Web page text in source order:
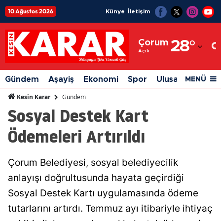
10 Ağustos 2026 Künye İletişim
Çorum
Açık 28°
Adıyaman
Afyonkarahisar
Ağrı
Artvin
Aydın
Balıkesir
Gündem Aşayiş Ekonomi Spor Ulusal Siyaset
MENÜ
Kesin Karar Gündem
Sosyal Destek Kart
Ödemeleri Artırıldı
Çorum Belediyesi, sosyal belediyecilik
anlayışı doğrultusunda hayata geçirdiği
Sosyal Destek Kartı uygulamasında ödeme
tutarlarını artırdı. Temmuz ayı itibariyle ihtiyaç